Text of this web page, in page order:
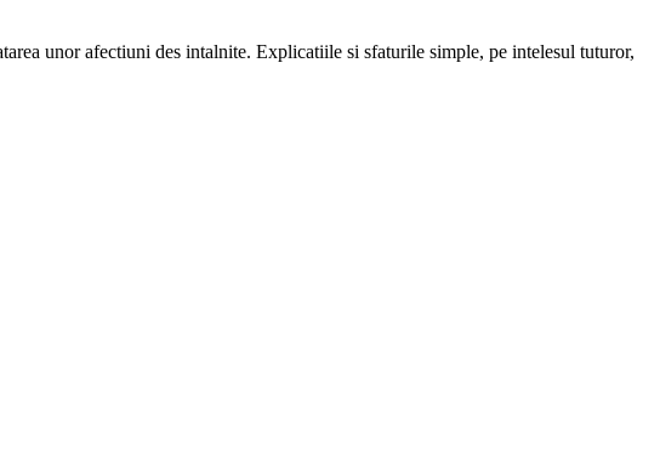
unor afectiuni des intalnite. Explicatiile si sfaturile simple, pe intelesul tuturor,